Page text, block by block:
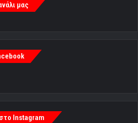
μας
Instagram